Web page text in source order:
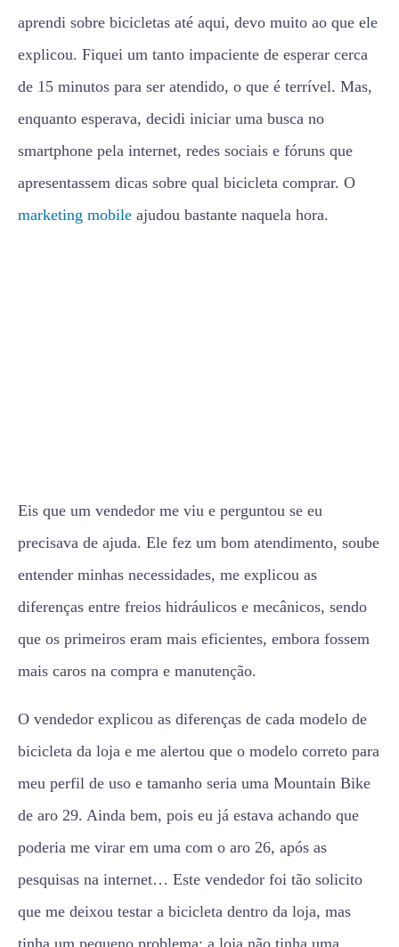
aprendi sobre bicicletas até aqui, devo muito ao que ele
explicou. Fiquei um tanto impaciente de esperar cerca
de 15 minutos para ser atendido, o que é terrível. Mas,
enquanto esperava, decidi iniciar uma busca no
smartphone pela internet, redes sociais e fóruns que
apresentassem dicas sobre qual bicicleta comprar. O
marketing mobile ajudou bastante naquela hora.
Eis que um vendedor me viu e perguntou se eu
precisava de ajuda. Ele fez um bom atendimento, soube
entender minhas necessidades, me explicou as
diferenças entre freios hidráulicos e mecânicos, sendo
que os primeiros eram mais eficientes, embora fossem
mais caros na compra e manutenção.
O vendedor explicou as diferenças de cada modelo de
bicicleta da loja e me alertou que o modelo correto para
meu perfil de uso e tamanho seria uma Mountain Bike
de aro 29. Ainda bem, pois eu já estava achando que
poderia me virar em uma com o aro 26, após as
pesquisas na internet… Este vendedor foi tão solicito
que me deixou testar a bicicleta dentro da loja, mas
tinha um pequeno problema: a loja não tinha uma